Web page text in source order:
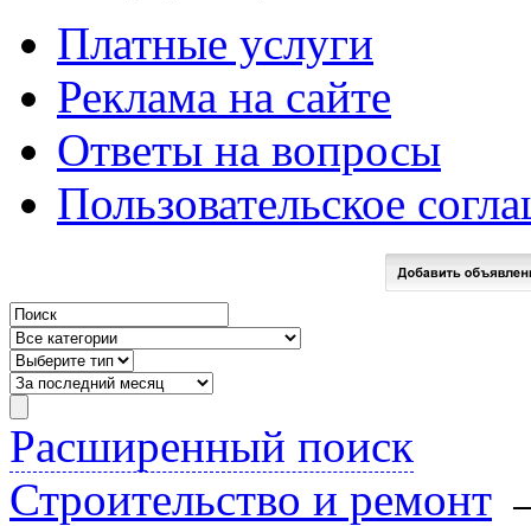
Платные услуги
Реклама на сайте
Ответы на вопросы
Пользовательское
Расширенный поиск
Строительство и ремонт